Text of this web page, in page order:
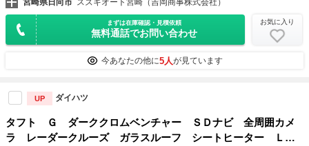
宮崎県日向市 スズキオート宮崎（吉岡商事株式会社）
まずは在庫確認・見積依頼
無料通話でお問い合わせ
お気に入り
今あなたの他に5人が見ています
UP ダイハツ
タフト Ｇ ダーククロムベンチャー ＳＤナビ 全周囲カメ
ラ レーダークルーズ ガラスルーフ シートヒーター ＬＥ